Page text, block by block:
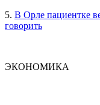
5. В Орле пациентке
говорить
ЭКОНОМИКА